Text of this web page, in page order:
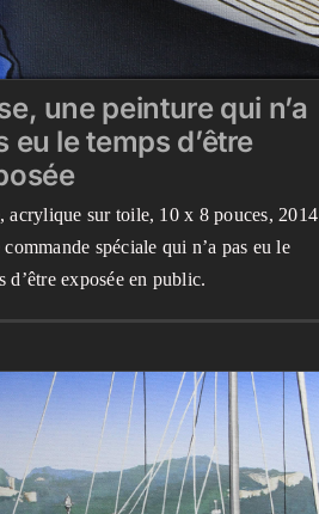
une peinture qui n’a
eu le temps d’être
acrylique sur toile, 10 x 8 pouces, 2014
commande spéciale qui n’a pas eu le
d’être exposée en public.